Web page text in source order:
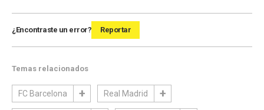
¿Encontraste un error? Reportar
Temas relacionados
FC Barcelona Real Madrid